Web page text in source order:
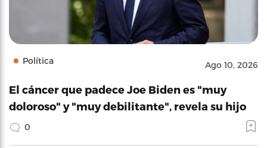
Política Ago 10, 2026
El cáncer que padece Joe Biden es "muy
doloroso" y "muy debilitante", revela su hijo
0